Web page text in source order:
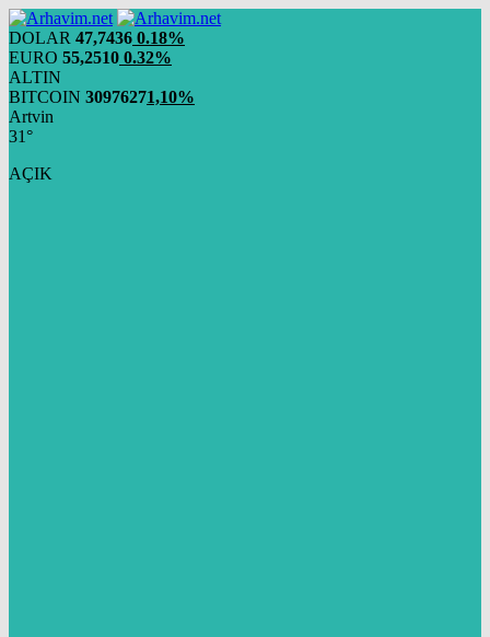
DOLAR 47,7436 0.18%
EURO 55,2510 0.32%
ALTIN
BITCOIN 30976271,10%
Artvin
31°
AÇIK